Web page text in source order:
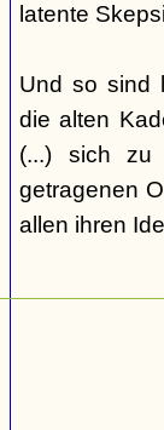
latente
Und so sind
die alten
(...) sich zu
getragenen
allen ihren